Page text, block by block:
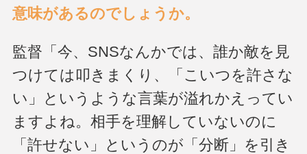
意味があるのでしょうか。
監督「今、SNSなんかでは、誰か敵を見
つけては叩きまくり、「こいつを許さな
い」というような言葉が溢れかえってい
ますよね。相手を理解していないのに
「許せない」というのが「分断」を引き